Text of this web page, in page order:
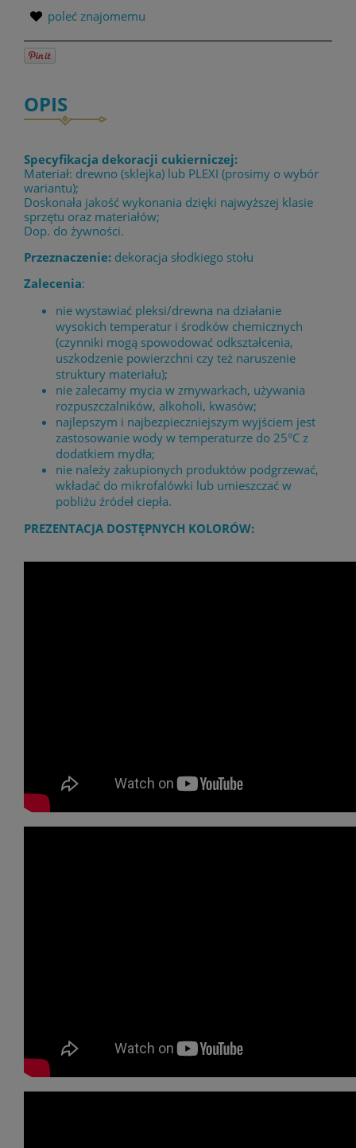
poleć znajomemu
OPIS
Specyfikacja dekoracji cukierniczej:
Materiał: drewno (sklejka) lub PLEXI (prosimy o wybór
wariantu);
Doskonała jakość wykonania dzięki najwyższej klasie
sprzętu oraz materiałów;
Dop. do żywności.
Przeznaczenie: dekoracja słodkiego stołu
Zalecenia:
nie wystawiać pleksi/drewna na działanie
wysokich temperatur i środków chemicznych
(czynniki mogą spowodować odkształcenia,
uszkodzenie powierzchni czy też naruszenie
struktury materiału);
nie zalecamy mycia w zmywarkach, używania
rozpuszczalników, alkoholi, kwasów;
najlepszym i najbezpieczniejszym wyjściem jest
zastosowanie wody w temperaturze do 25°C z
dodatkiem mydła;
nie należy zakupionych produktów podgrzewać,
wkładać do mikrofalówki lub umieszczać w
pobliżu źródeł ciepła.
PREZENTACJA DOSTĘPNYCH KOLORÓW: